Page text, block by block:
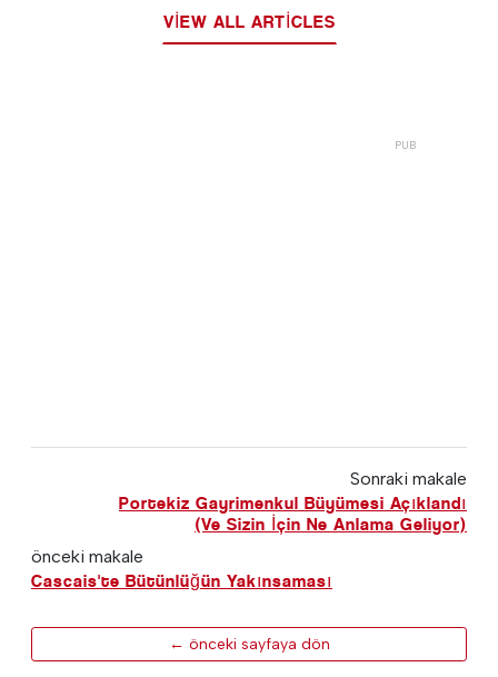
VIEW ALL ARTICLES
Sonraki makale
Portekiz Gayrimenkul Büyümesi Açıklandı
(Ve Sizin İçin Ne Anlama Geliyor)
önceki makale
Cascais'te Bütünlüğün Yakınsaması
← önceki sayfaya dön